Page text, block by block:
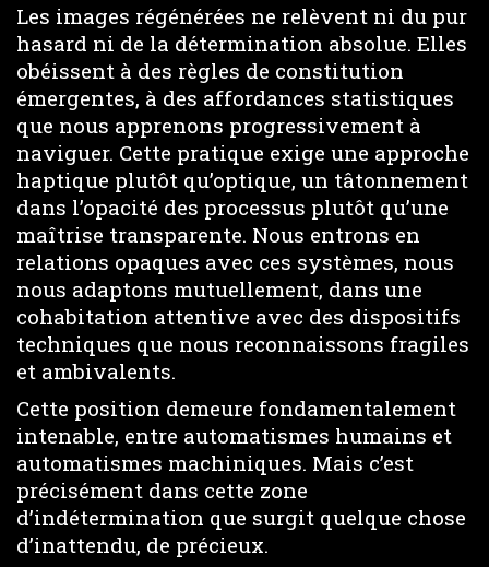
Les images régénérées ne relèvent ni du pur
hasard ni de la détermination absolue. Elles
obéissent à des règles de constitution
émergentes, à des affordances statistiques
que nous apprenons progressivement à
naviguer. Cette pratique exige une approche
haptique plutôt qu’optique, un tâtonnement
dans l’opacité des processus plutôt qu’une
maîtrise transparente. Nous entrons en
relations opaques avec ces systèmes, nous
nous adaptons mutuellement, dans une
cohabitation attentive avec des dispositifs
techniques que nous reconnaissons fragiles
et ambivalents.
Cette position demeure fondamentalement
intenable, entre automatismes humains et
automatismes machiniques. Mais c’est
précisément dans cette zone
d’indétermination que surgit quelque chose
d’inattendu, de précieux.